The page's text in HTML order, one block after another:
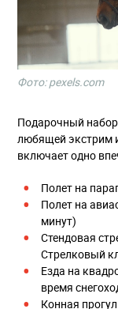
Фото: pexels.com
Подарочный
любящей экстрим
включает одно
Полет на
Полет на
минут)
Стендовая
Стрелковый
Езда на
время
Конная